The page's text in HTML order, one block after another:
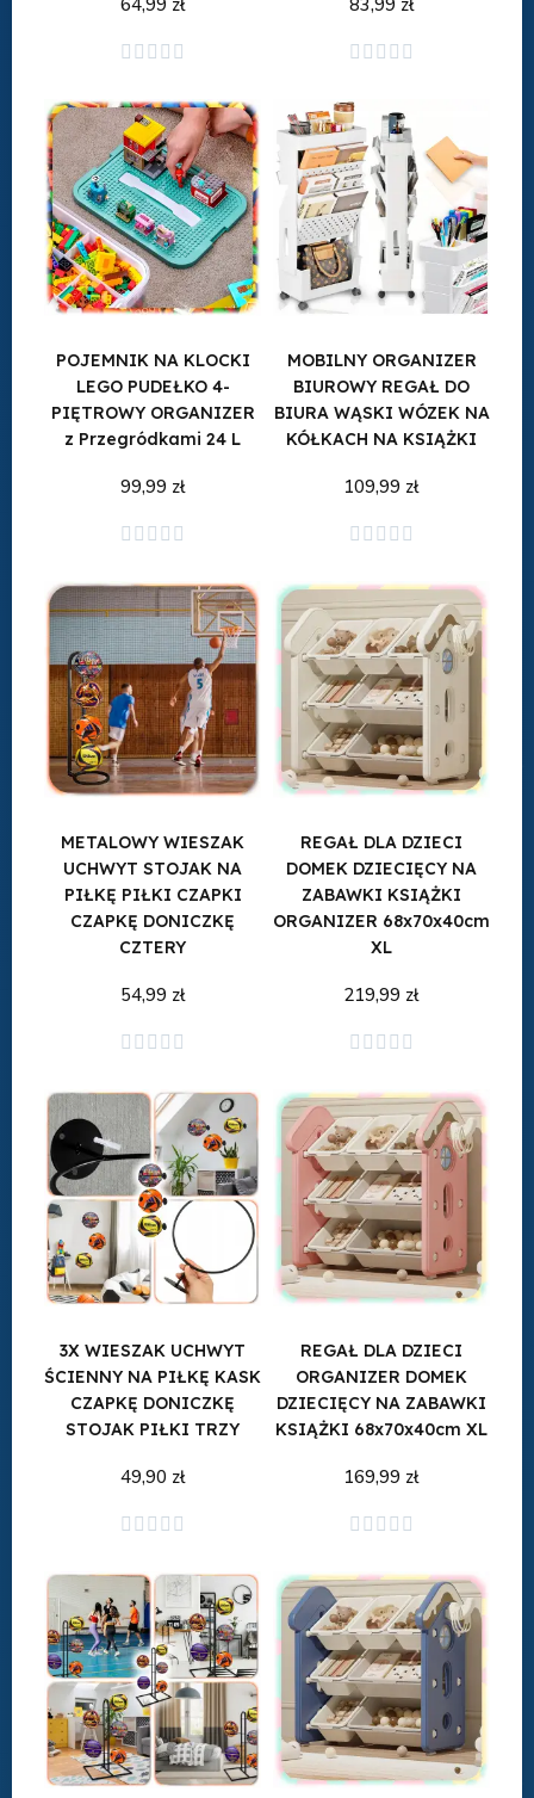
64,99 zł
    
Dodaj do koszyka
83,99 zł
    
Dodaj do koszyka
POJEMNIK NA KLOCKI
LEGO PUDEŁKO 4-
PIĘTROWY ORGANIZER
z Przegródkami 24 L
99,99 zł
    
Dodaj do koszyka
MOBILNY ORGANIZER
BIUROWY REGAŁ DO
BIURA WĄSKI WÓZEK NA
KÓŁKACH NA KSIĄŻKI
109,99 zł
    
Dodaj do koszyka
METALOWY WIESZAK
UCHWYT STOJAK NA
PIŁKĘ PIŁKI CZAPKI
CZAPKĘ DONICZKĘ
CZTERY
54,99 zł
    
Dodaj do koszyka
REGAŁ DLA DZIECI
DOMEK DZIECIĘCY NA
ZABAWKI KSIĄŻKI
ORGANIZER 68x70x40cm
XL
219,99 zł
    
Dodaj do koszyka
3X WIESZAK UCHWYT
ŚCIENNY NA PIŁKĘ KASK
CZAPKĘ DONICZKĘ
STOJAK PIŁKI TRZY
49,90 zł
    
Dodaj do koszyka
REGAŁ DLA DZIECI
ORGANIZER DOMEK
DZIECIĘCY NA ZABAWKI
KSIĄŻKI 68x70x40cm XL
169,99 zł
    
Dodaj do koszyka